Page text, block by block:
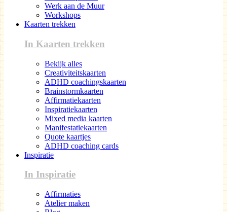
Werk aan de Muur
Workshops
Kaarten trekken
In Kaarten trekken
Bekijk alles
Creativiteitskaarten
ADHD coachingskaarten
Brainstormkaarten
Affirmatiekaarten
Inspiratiekaarten
Mixed media kaarten
Manifestatiekaarten
Quote kaartjes
ADHD coaching cards
Inspiratie
In Inspiratie
Affirmaties
Atelier maken